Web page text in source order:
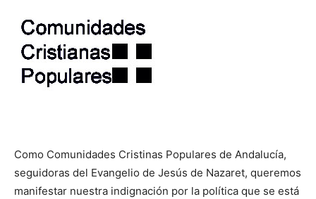
Como Comunidades Cristinas Populares de Andalucía,
seguidoras del Evangelio de Jesús de Nazaret, queremos
manifestar nuestra indignación por la política que se está